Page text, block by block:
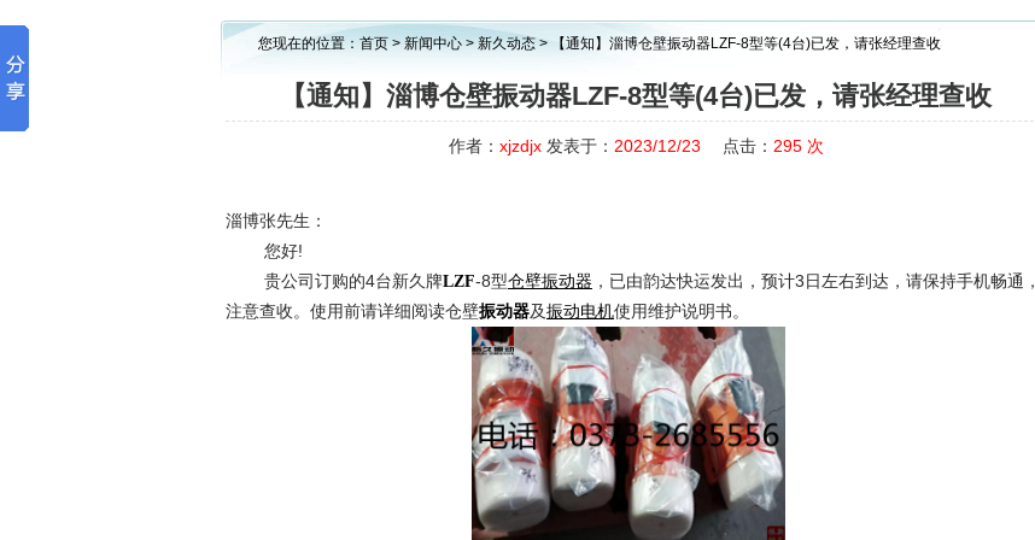
您现在的位置： 首页 > 新闻中心 > 新久动态 > 【通知】淄博仓壁振动器LZF-8型等(4台)已发，请张经理查收
【通知】淄博仓壁振动器LZF-8型等(4台)已发，请张经理查收
作者： xjzdjx发表于： 2023/12/23 点击： 295次
淄博张先生：
您好!
贵公司订购的4台新久牌LZF-8型仓壁振动器 ，已由韵达快运发出，预计3日左右到达，请保持手机畅通，
注意查收。使用前请详细阅读仓壁振动器及振动电机使用维护说明书。